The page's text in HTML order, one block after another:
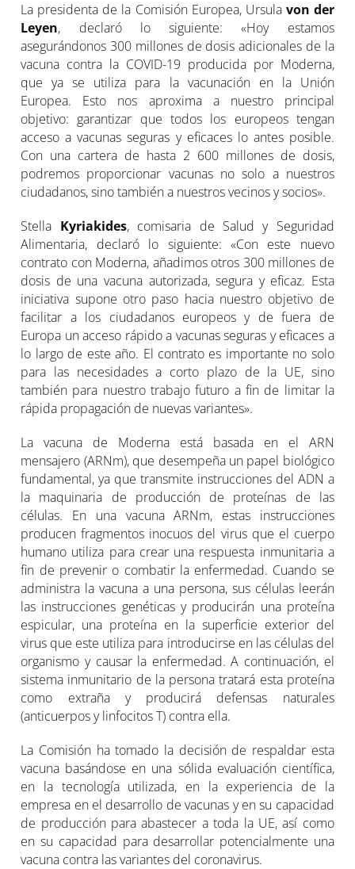
La presidenta de la Comisión Europea, Ursula von der
Leyen, declaró lo siguiente: «Hoy estamos
asegurándonos 300 millones de dosis adicionales de la
vacuna contra la COVID-19 producida por Moderna,
que ya se utiliza para la vacunación en la Unión
Europea. Esto nos aproxima a nuestro principal
objetivo: garantizar que todos los europeos tengan
acceso a vacunas seguras y eficaces lo antes posible.
Con una cartera de hasta 2 600 millones de dosis,
podremos proporcionar vacunas no solo a nuestros
ciudadanos, sino también a nuestros vecinos y socios».
Stella Kyriakides, comisaria de Salud y Seguridad
Alimentaria, declaró lo siguiente: «Con este nuevo
contrato con Moderna, añadimos otros 300 millones de
dosis de una vacuna autorizada, segura y eficaz. Esta
iniciativa supone otro paso hacia nuestro objetivo de
facilitar a los ciudadanos europeos y de fuera de
Europa un acceso rápido a vacunas seguras y eficaces a
lo largo de este año. El contrato es importante no solo
para las necesidades a corto plazo de la UE, sino
también para nuestro trabajo futuro a fin de limitar la
rápida propagación de nuevas variantes».
La vacuna de Moderna está basada en el ARN
mensajero (ARNm), que desempeña un papel biológico
fundamental, ya que transmite instrucciones del ADN a
la maquinaria de producción de proteínas de las
células. En una vacuna ARNm, estas instrucciones
producen fragmentos inocuos del virus que el cuerpo
humano utiliza para crear una respuesta inmunitaria a
fin de prevenir o combatir la enfermedad. Cuando se
administra la vacuna a una persona, sus células leerán
las instrucciones genéticas y producirán una proteína
espicular, una proteína en la superficie exterior del
virus que este utiliza para introducirse en las células del
organismo y causar la enfermedad. A continuación, el
sistema inmunitario de la persona tratará esta proteína
como extraña y producirá defensas naturales
(anticuerpos y linfocitos T) contra ella.
La Comisión ha tomado la decisión de respaldar esta
vacuna basándose en una sólida evaluación científica,
en la tecnología utilizada, en la experiencia de la
empresa en el desarrollo de vacunas y en su capacidad
de producción para abastecer a toda la UE, así como
en su capacidad para desarrollar potencialmente una
vacuna contra las variantes del coronavirus.